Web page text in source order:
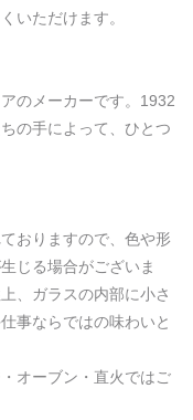
いただけます。
のメーカーです。1932
の手によって、ひとつ
おりますので、色や形
じる場合がございま
、ガラスの内部に小さ
事ならではの味わいと
オーブン・直火ではご